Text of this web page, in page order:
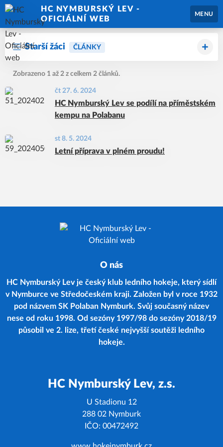
HC NYMBURSKÝ LEV -
OFICIÁLNÍ WEB
MENU
Starší žáci ČLÁNKY
Zobrazeno 1 až 2 z celkem 2 článků.
čt 27. 6. 2024
HC Nymburský Lev se podílí na příměstském
kempu na Polabanu
st 8. 5. 2024
Letní příprava v plném proudu!
O nás
HC Nymburský Lev je český klub ledního hokeje, který sídlí
v Nymburce ve Středočeském kraji. Založen byl v roce 1932
pod názvem SK Polaban Nymburk. Svůj současný název
nese od roku 1998. Od sezóny 1997/98 do sezóny 2018/19
působil ve 2. lize, třetí české nejvyšší soutěži ledního
hokeje.
HC Nymburský Lev, z.s.
U Stadionu 12
288 02 Nymburk
IČO: 00472492